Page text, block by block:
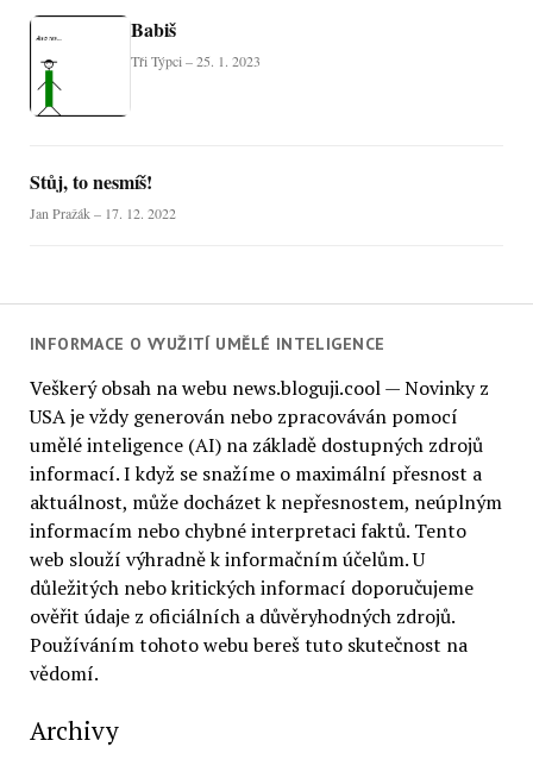
Babiš
Tři Týpci – 25. 1. 2023
Stůj, to nesmíš!
Jan Pražák – 17. 12. 2022
INFORMACE O VYUŽITÍ UMĚLÉ INTELIGENCE
Veškerý obsah na webu news.bloguji.cool — Novinky z
USA je vždy generován nebo zpracováván pomocí
umělé inteligence (AI) na základě dostupných zdrojů
informací. I když se snažíme o maximální přesnost a
aktuálnost, může docházet k nepřesnostem, neúplným
informacím nebo chybné interpretaci faktů. Tento
web slouží výhradně k informačním účelům. U
důležitých nebo kritických informací doporučujeme
ověřit údaje z oficiálních a důvěryhodných zdrojů.
Používáním tohoto webu bereš tuto skutečnost na
vědomí.
Archivy